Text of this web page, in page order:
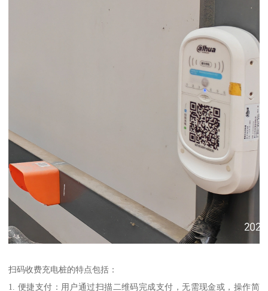
扫码收费充电桩的特点包括：
1. 便捷支付：用户通过扫描二维码完成支付，无需现金或，操作简